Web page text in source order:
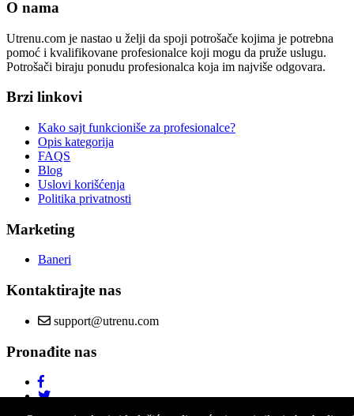
O nama
Utrenu.com je nastao u želji da spoji potrošače kojima je potrebna
pomoć i kvalifikovane profesionalce koji mogu da pruže uslugu.
Potrošači biraju ponudu profesionalca koja im najviše odgovara.
Brzi linkovi
Kako sajt funkcioniše za profesionalce?
Opis kategorija
FAQS
Blog
Uslovi korišćenja
Politika privatnosti
Marketing
Baneri
Kontaktirajte nas
support@utrenu.com
Pronađite nas